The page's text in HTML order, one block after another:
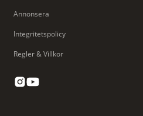
Annonsera
Integritetspolicy
Regler & Villkor